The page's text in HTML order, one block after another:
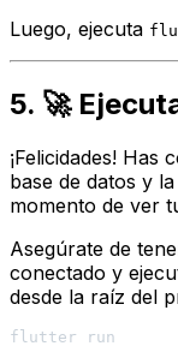
Luego, ejecuta
5. 🚀
¡Felicidades! Has
base de datos y
momento de ver
Asegúrate de
conectado y
desde la raíz del